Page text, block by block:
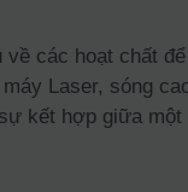
các hoạt chất
Laser, sóng
kết hợp giữa